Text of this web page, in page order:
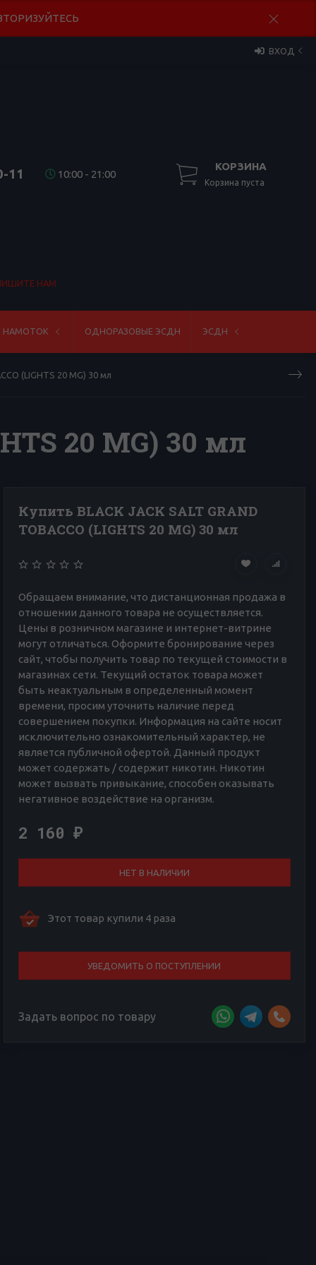
ВХОД
11 10:00 - 21:00
КОРЗИНА
Корзина пуста
НАМ
НАМОТОК ОДНОРАЗОВЫЕ ЭСДН ЭСДН
(LIGHTS 20 MG) 30 мл
20 MG) 30 мл
Купить BLACK JACK SALT GRAND
TOBACCO (LIGHTS 20 MG) 30 мл
Обращаем внимание, что дистанционная продажа в
отношении данного товара не осуществляется.
Цены в розничном магазине и интернет-витрине
могут отличаться. Оформите бронирование через
сайт, чтобы получить товар по текущей стоимости в
магазинах сети. Текущий остаток товара может
быть неактуальным в определенный момент
времени, просим уточнить наличие перед
совершением покупки. Информация на сайте носит
исключительно ознакомительный характер, не
является публичной офертой. Данный продукт
может содержать / содержит никотин. Никотин
может вызвать привыкание, способен оказывать
негативное воздействие на организм.
2 160 ₽
НЕТ В НАЛИЧИИ
Этот товар купили 4 раза
УВЕДОМИТЬ О ПОСТУПЛЕНИИ
Задать вопрос по товару